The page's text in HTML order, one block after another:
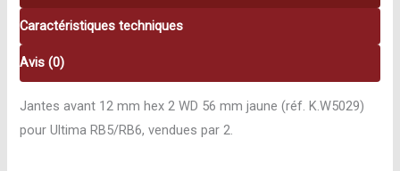
(2
pcs)
Kyosho
K.W5029
Caractéristiques techniques
Avis (0)
Jantes avant 12 mm hex 2 WD 56 mm jaune (réf. K.W5029)
pour Ultima RB5/RB6, vendues par 2.